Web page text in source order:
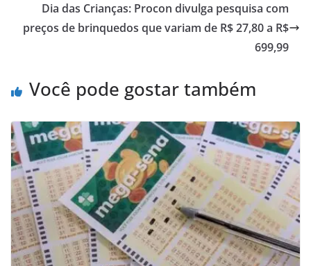
Dia das Crianças: Procon divulga pesquisa com
preços de brinquedos que variam de R$ 27,80 a R$
699,99
Você pode gostar também